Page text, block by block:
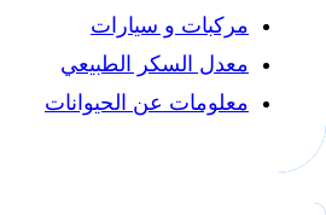
مركبات و سيارات
معدل السكر الطبيعي
معلومات عن الحيوانات